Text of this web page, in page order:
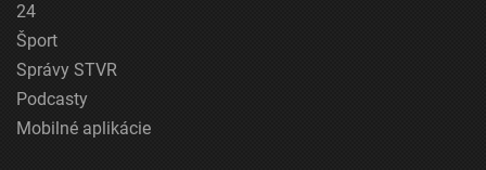
24
Šport
Správy STVR
Podcasty
Mobilné aplikácie